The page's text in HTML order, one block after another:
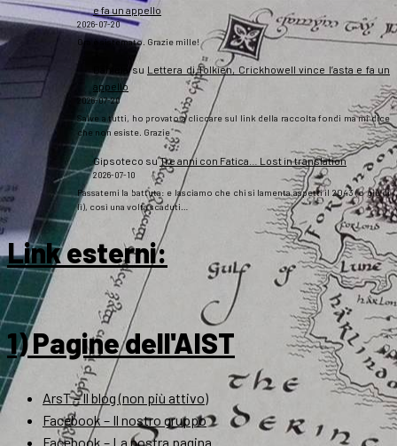
e fa un appello
2026-07-20
Ora è sistemato. Grazie mille!
Daniela su Lettera di Tolkien, Crickhowell vince l’asta e fa un
appello
2026-07-20
Salve a tutti, ho provato a cliccare sul link della raccolta fondi ma mi dice
che non esiste. Grazie
Gipsoteco suTre anni con Fatica… Lost in translation
2026-07-10
Passatemi la battuta: e lasciamo che chi si lamenta aspetti il 2043 (o giù di
lì), così una volta scaduti…
Link esterni:
1) Pagine dell'AIST
ArsT – Il blog (non più attivo)
Facebook – Il nostro gruppo
Facebook – La nostra pagina